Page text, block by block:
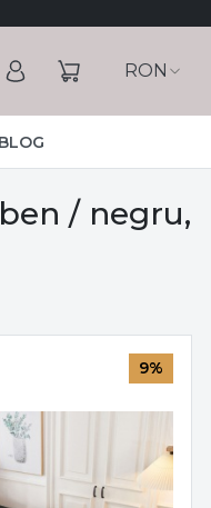
RON
BLOG
/ negru,
9%